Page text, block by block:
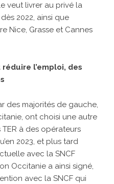
veut livrer au privé la
2022, ainsi que
Nice, Grasse et Cannes
l’emploi, des
des majorités de gauche,
ont choisi une autre
à des opérateurs
2023, et plus tard
avec la SNCF
Occitanie a ainsi signé,
avec la SNCF qui